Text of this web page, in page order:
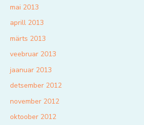
mai 2013
aprill 2013
märts 2013
veebruar 2013
jaanuar 2013
detsember 2012
november 2012
oktoober 2012